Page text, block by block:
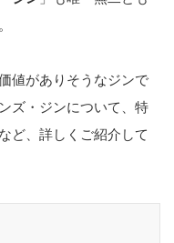
値がありそうなジンで
ズ・ジンについて、特
ど、詳しくご紹介して